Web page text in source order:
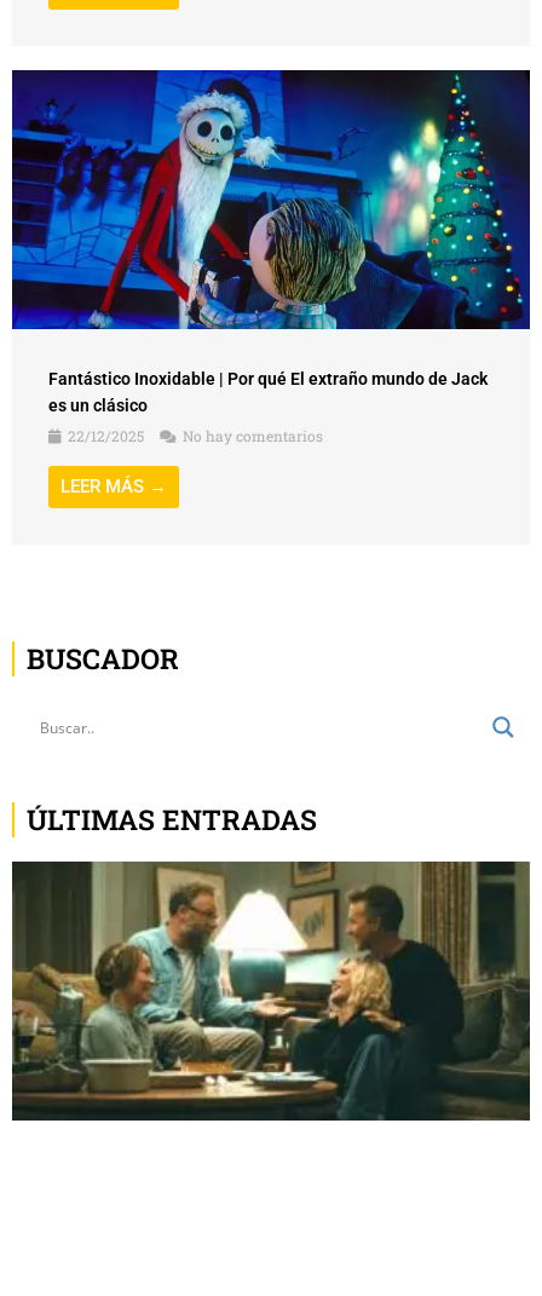
Fantástico Inoxidable | Por qué El extraño mundo de Jack
es un clásico
22/12/2025
No hay comentarios
LEER MÁS →
BUSCADOR
ÚLTIMAS ENTRADAS